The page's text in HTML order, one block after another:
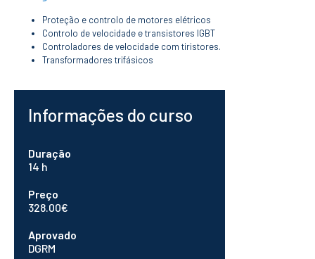
Cursos TeSP
Cursos de Curta
Duração
CANDIDATURAS
Cursos TeSP
Reingresso
Cursos
ERASMUS +
Erasmus
Proteção e controlo de motores elétricos
Controlo de velocidade e transistores IGBT
Controladores de velocidade com tiristores.
Transformadores trifásicos
Informações do curso
Duração
14 h
Preço
328.00€
Aprovado
DGRM